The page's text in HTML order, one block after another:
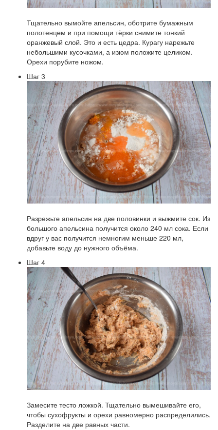
Тщательно вымойте апельсин, оботрите бумажным
полотенцем и при помощи тёрки снимите тонкий
оранжевый слой. Это и есть цедра. Курагу нарежьте
небольшими кусочками, а изюм положите целиком.
Орехи порубите ножом.
Шаг 3
Разрежьте апельсин на две половинки и выжмите сок. Из
большого апельсина получится около 240 мл сока. Если
вдруг у вас получится немногим меньше 220 мл,
добавьте воду до нужного объёма.
Шаг 4
Замесите тесто ложкой. Тщательно вымешивайте его,
чтобы сухофрукты и орехи равномерно распределились.
Разделите на две равных части.